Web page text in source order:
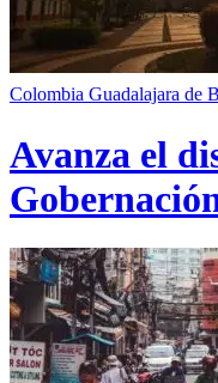
Colombia Guadalajara de
Avanza el